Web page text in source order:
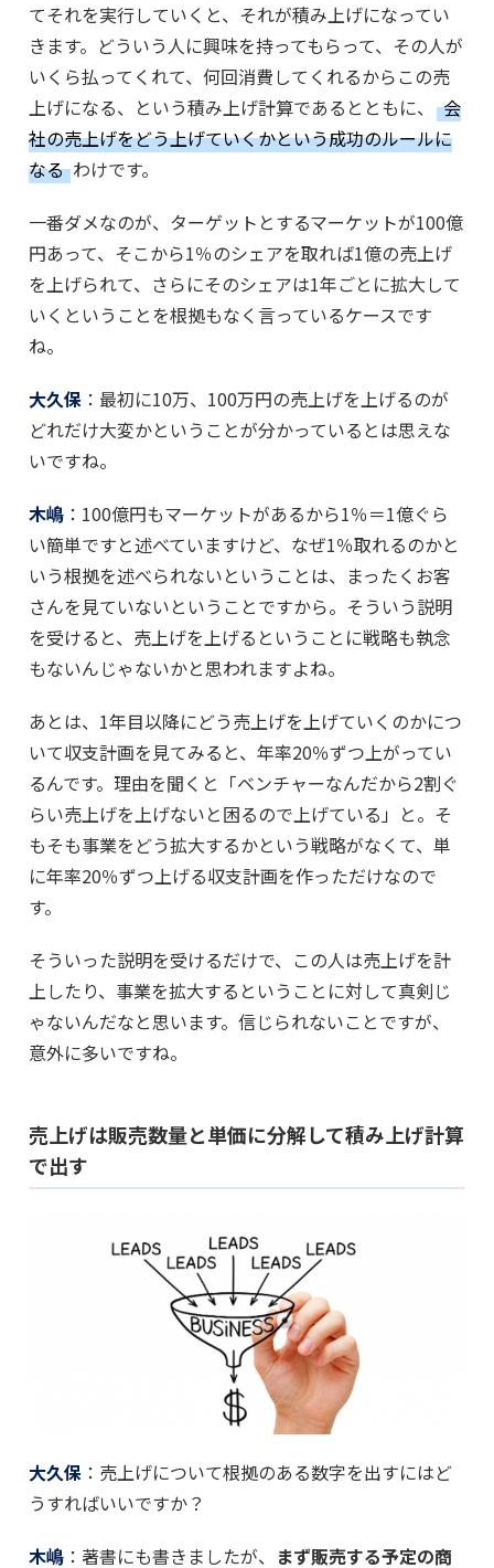
てそれを実行していくと、それが積み上げになってい
きます。どういう人に興味を持ってもらって、その人が
いくら払ってくれて、何回消費してくれるからこの売
上げになる、という積み上げ計算であるとともに、
会
社の売上げをどう上げていくかという成功のルールに
なる わけです。
一番ダメなのが、ターゲットとするマーケットが100億
円あって、そこから1％のシェアを取れば1億の売上げ
を上げられて、さらにそのシェアは1年ごとに拡大して
いくということを根拠もなく言っているケースです
ね。
大久保 ：最初に10万、100万円の売上げを上げるのが
どれだけ大変かということが分かっているとは思えな
いですね。
木嶋 ：100億円もマーケットがあるから1％＝1億ぐら
い簡単ですと述べていますけど、なぜ1％取れるのかと
いう根拠を述べられないということは、まったくお客
さんを見ていないということですから。そういう説明
を受けると、売上げを上げるということに戦略も執念
もないんじゃないかと思われますよね。
あとは、1年目以降にどう売上げを上げていくのかにつ
いて収支計画を見てみると、年率20％ずつ上がってい
るんです。理由を聞くと「ベンチャーなんだから2割ぐ
らい売上げを上げないと困るので上げている」と。そ
もそも事業をどう拡大するかという戦略がなくて、単
に年率20％ずつ上げる収支計画を作っただけなので
す。
そういった説明を受けるだけで、この人は売上げを計
上したり、事業を拡大するということに対して真剣じ
ゃないんだなと思います。信じられないことですが、
意外に多いですね。
売上げは販売数量と単価に分解して積み上げ計算
で出す
大久保 ：売上げについて根拠のある数字を出すにはど
うすればいいですか？
木嶋 ：著書にも書きましたが、 まず販売する予定の商